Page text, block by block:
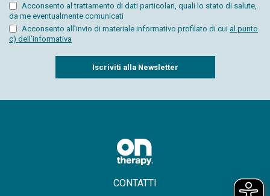
Acconsento al trattamento di dati particolari, quali lo stato di salute,
da me eventualmente comunicati
Acconsento all’invio di materiale informativo profilato di cui al punto
c) dell’informativa
CONTATTI